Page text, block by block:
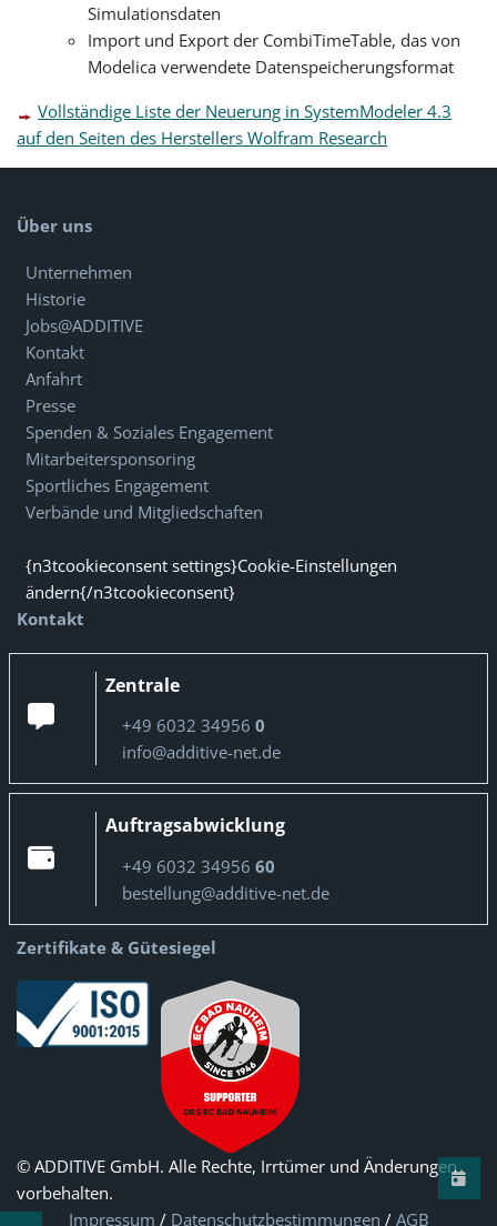
Simulationsdaten
Import und Export der CombiTimeTable, das von
Modelica verwendete Datenspeicherungsformat
Vollständige Liste der Neuerung in SystemModeler 4.3
auf den Seiten des Herstellers Wolfram Research
Über uns
Unternehmen
Historie
Jobs@ADDITIVE
Kontakt
Anfahrt
Presse
Spenden & Soziales Engagement
Mitarbeitersponsoring
Sportliches Engagement
Verbände und Mitgliedschaften
{n3tcookieconsent settings}Cookie-Einstellungen
ändern{/n3tcookieconsent}
Kontakt
Zentrale
+49 6032 34956 0
info@additive-net.de
Auftragsabwicklung
+49 6032 34956 60
bestellung@additive-net.de
Zertifikate & Gütesiegel
© ADDITIVE GmbH. Alle Rechte, Irrtümer und Änderungen
vorbehalten.
Impressum / Datenschutzbestimmungen / AGB